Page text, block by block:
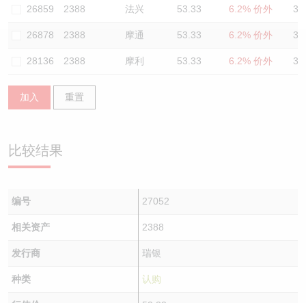
26859 2388 法兴 53.33 6.2% 价外
26878 2388 摩通 53.33 6.2% 价外
28136 2388 摩利 53.33 6.2% 价外
加入 重置
比较结果
编号 27052
相关资产 2388
发行商 瑞银
种类 认购
认股证/牛熊证日志
认股证文件及公告
牛熊证到期结算价查找
牛熊证分析仪
牛熊证文件及公告
牛熊证文件及公告 (瑞信)
中资ETFs溢价比较
AH 股价对照
ADR
收市竞价变化